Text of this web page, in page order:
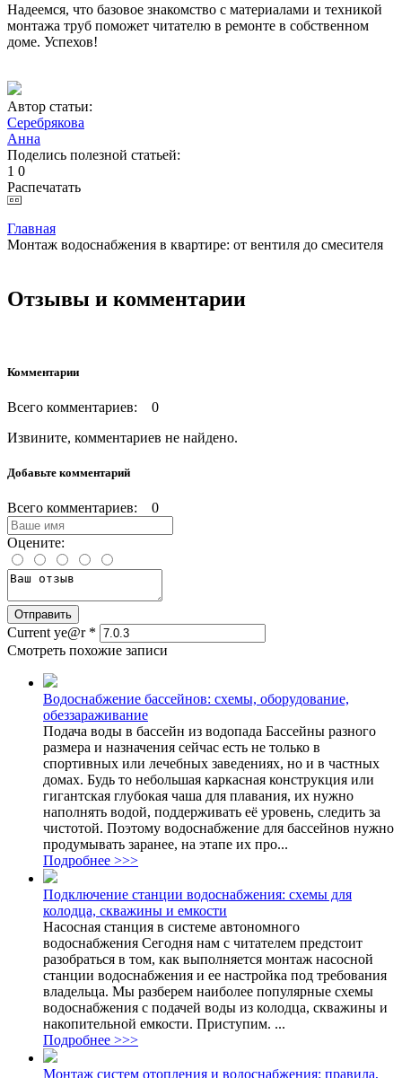
Надеемся, что базовое знакомство с материалами и техникой
монтажа труб поможет читателю в ремонте в собственном
доме. Успехов!
Автор статьи:
Серебрякова
Анна
Поделись полезной статьей:
1 0
Распечатать
Главная
Монтаж водоснабжения в квартире: от вентиля до смесителя
Отзывы и комментарии
Комментарии
Всего комментариев: 0
Извините, комментариев не найдено.
Добавьте комментарий
Всего комментариев: 0
Оцените:
Current ye@r *
Смотреть похожие записи
Водоснабжение бассейнов: схемы, оборудование,
обеззараживание
Подача воды в бассейн из водопада Бассейны разного
размера и назначения сейчас есть не только в
спортивных или лечебных заведениях, но и в частных
домах. Будь то небольшая каркасная конструкция или
гигантская глубокая чаша для плавания, их нужно
наполнять водой, поддерживать её уровень, следить за
чистотой. Поэтому водоснабжение для бассейнов нужно
продумывать заранее, на этапе их про...
Подробнее >>>
Подключение станции водоснабжения: схемы для
колодца, скважины и емкости
Насосная станция в системе автономного
водоснабжения Сегодня нам с читателем предстоит
разобраться в том, как выполняется монтаж насосной
станции водоснабжения и ее настройка под требования
владельца. Мы разберем наиболее популярные схемы
водоснабжения с подачей воды из колодца, скважины и
накопительной емкости. Приступим. ...
Подробнее >>>
Монтаж систем отопления и водоснабжения: правила,